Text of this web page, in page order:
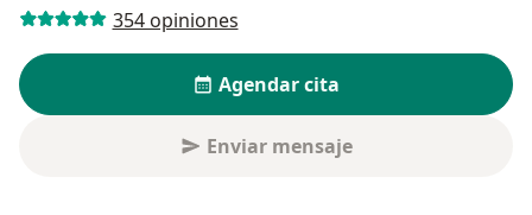
354 opiniones
Agendar cita
Enviar mensaje